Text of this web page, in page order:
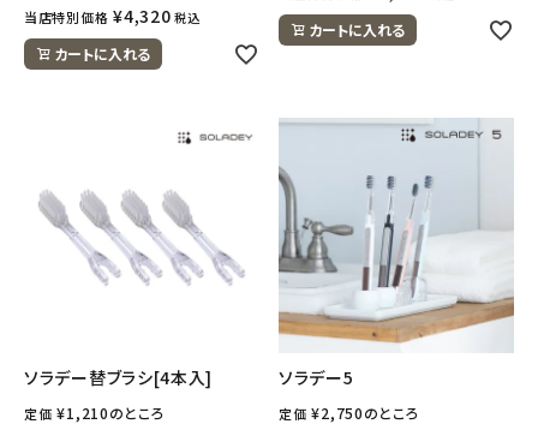
当店特別価格 ¥4,320 税込
カートに入れる
カートに入れる
ソラデー替ブラシ[4本入]
定価 ¥1,210のところ
ソラデー5
定価 ¥2,750のところ